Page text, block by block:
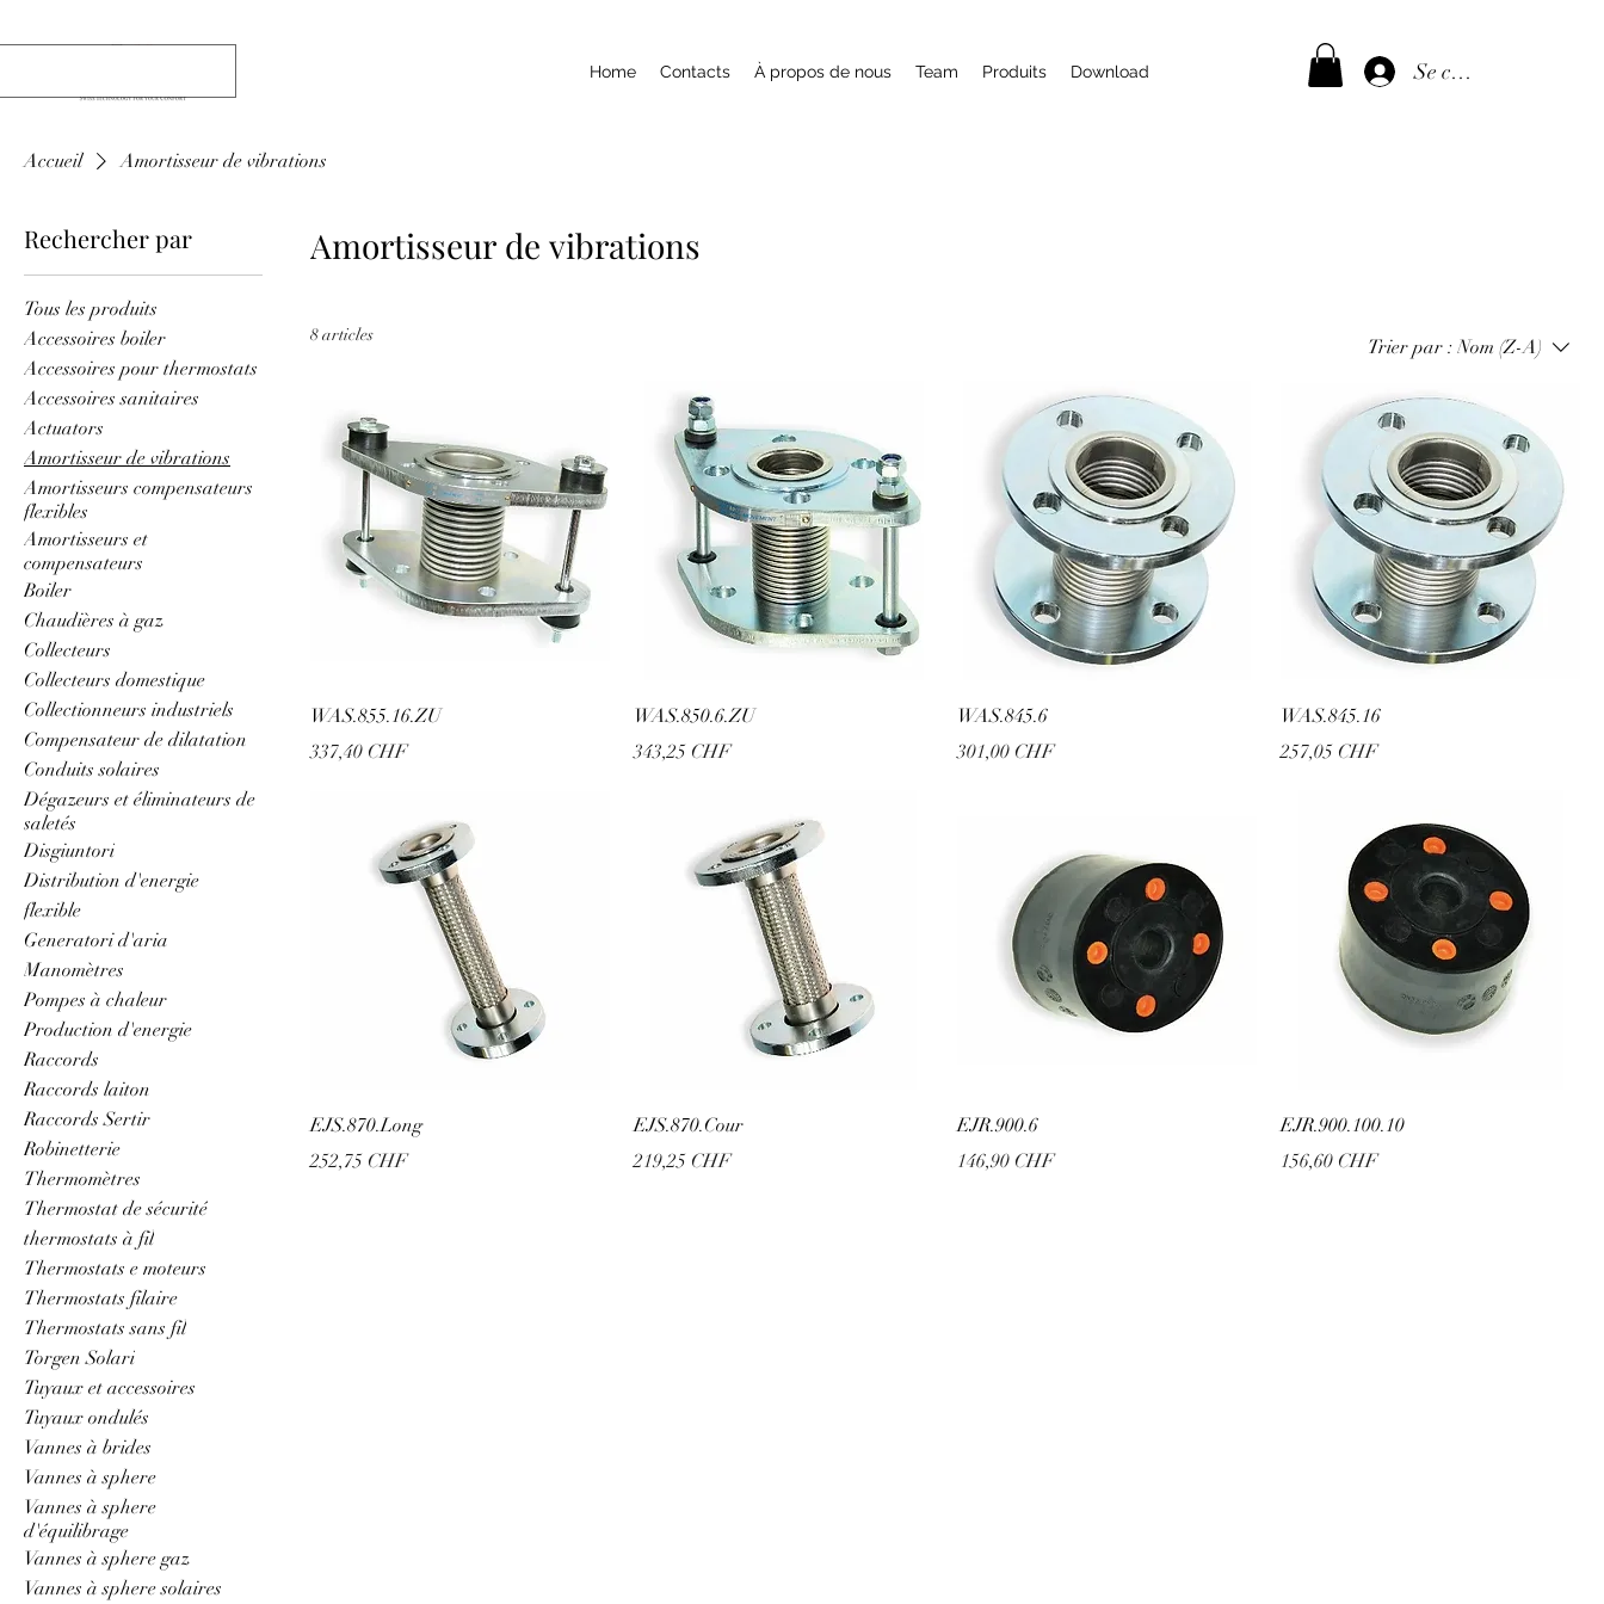
Home Contacts À propos de nous Team Produits Download Se connecter
Accueil Amortisseur de vibrations
Rechercher par
Tous les produits
Accessoires boiler
Accessoires pour thermostats
Accessoires sanitaires
Actuators
Amortisseur de vibrations
Amortisseurs compensateurs
flexibles
Amortisseurs et
compensateurs
Boiler
Chaudières à gaz
Collecteurs
Collecteurs domestique
Collectionneurs industriels
Compensateur de dilatation
Conduits solaires
Dégazeurs et éliminateurs de
saletés
Disgiuntori
Distribution d'energie
flexible
Generatori d'aria
Manomètres
Pompes à chaleur
Production d'energie
Raccords
Raccords laiton
Raccords Sertir
Robinetterie
Thermomètres
Thermostat de sécurité
thermostats à fil
Thermostats e moteurs
Thermostats filaire
Thermostats sans fil
Torgen Solari
Tuyaux et accessoires
Tuyaux ondulés
Vannes à brides
Vannes à sphere
Vannes à sphere
d'équilibrage
Vannes à sphere gaz
Vannes à sphere solaires
Amortisseur de vibrations
8 articles
Trier par : Nom (Z-A)
WAS.855.16.ZU
Prix
337,40 CHF
WAS.850.6.ZU
Prix
343,25 CHF
WAS.845.6
Prix
301,00 CHF
WAS.845.16
Prix
257,05 CHF
EJS.870.Long
Prix
252,75 CHF
EJS.870.Cour
Prix
219,25 CHF
EJR.900.6
Prix
146,90 CHF
EJR.900.100.10
Prix
156,60 CHF